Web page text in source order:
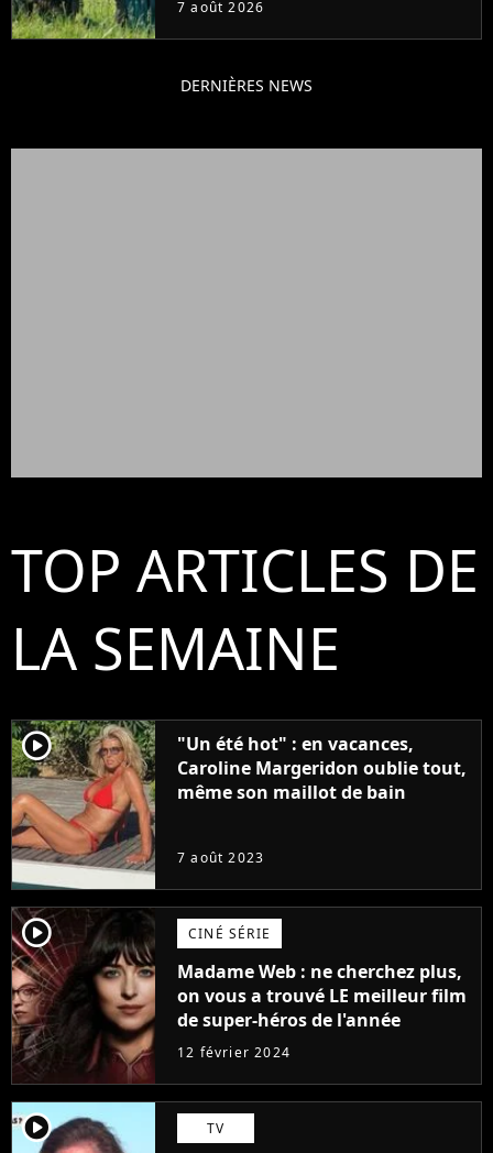
7 août 2026
DERNIÈRES NEWS
TOP ARTICLES DE
LA SEMAINE
player2
"Un été hot" : en vacances,
Caroline Margeridon oublie tout,
même son maillot de bain
7 août 2023
player2 CINÉ SÉRIE
Madame Web : ne cherchez plus,
on vous a trouvé LE meilleur film
de super-héros de l'année
12 février 2024
player2 TV